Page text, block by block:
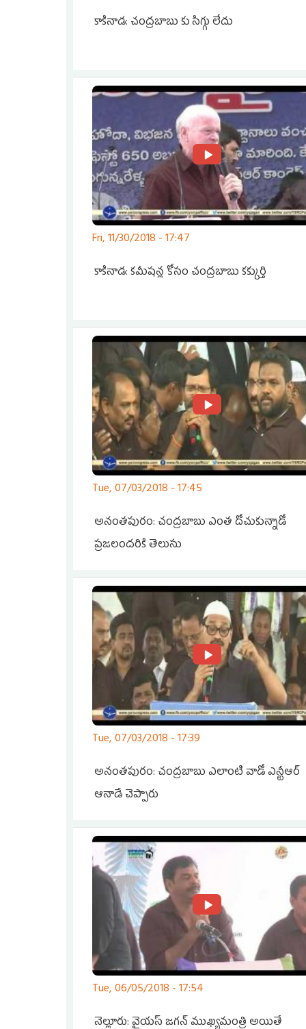
కాకినాడ: చంద్రబాబు కు సిగ్గు లేదు
Fri, 11/30/2018 - 17:47
కాకినాడ: కమీషన్ల కోసం చంద్రబాబు కక్కుర్తి
Tue, 07/03/2018 - 17:45
అనంతపురం: చంద్రబాబు ఎంత దోచుకున్నాడో
ప్రజలందరికి తెలుసు
Tue, 07/03/2018 - 17:39
అనంతపురం: చంద్రబాబు ఎలాంటి వాడో ఎన్టీఆర్
ఆనాడే చెప్పారు
Tue, 06/05/2018 - 17:54
నెల్లూరు: వైయస్ జగన్ ముఖ్యమంత్రి అయితే